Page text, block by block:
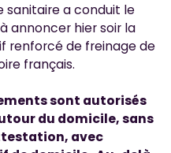
sanitaire a conduit le
annoncer hier soir la
renforcé de freinage de
français.
sont autorisés
du domicile, sans
avec